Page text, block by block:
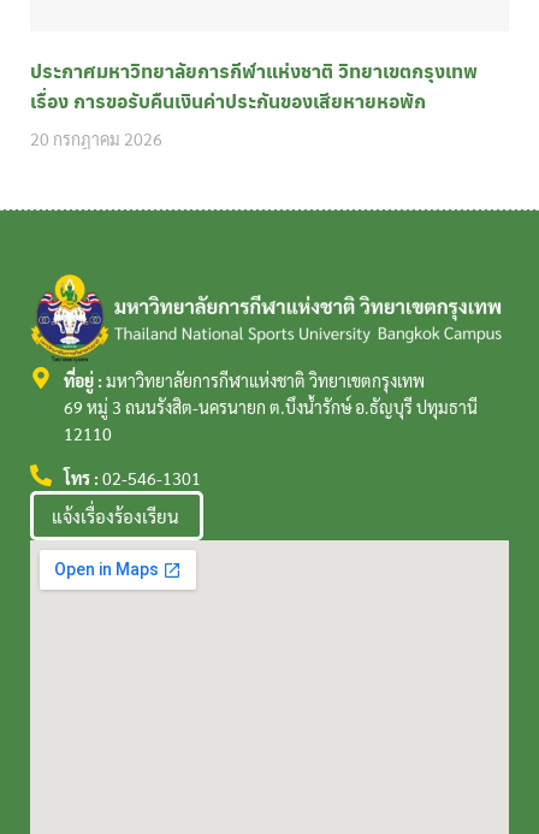
ประกาศมหาวิทยาลัยการกีฬาแห่งชาติ วิทยาเขตกรุงเทพ
เรื่อง การขอรับคืนเงินค่าประกันของเสียหายหอพัก
20 กรกฎาคม 2026
ที่อยู่ : มหาวิทยาลัยการกีฬาแห่งชาติ วิทยาเขตกรุงเทพ
69 หมู่ 3 ถนนรังสิต-นครนายก ต.บึงน้ำรักษ์ อ.ธัญบุรี ปทุมธานี
12110
โทร : 02-546-1301
แจ้งเรื่องร้องเรียน